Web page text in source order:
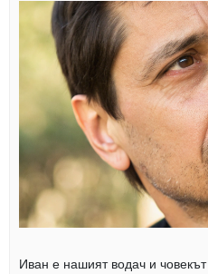
Иван е нашият водач и